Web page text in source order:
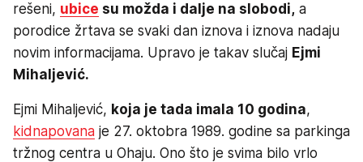
rešeni, ubice su možda i dalje na slobodi, a
porodice žrtava se svaki dan iznova i iznova nadaju
novim informacijama. Upravo je takav slučaj Ejmi
Mihaljević.
Ejmi Mihaljević, koja je tada imala 10 godina,
kidnapovana je 27. oktobra 1989. godine sa parkinga
tržnog centra u Ohaju. Ono što je svima bilo vrlo